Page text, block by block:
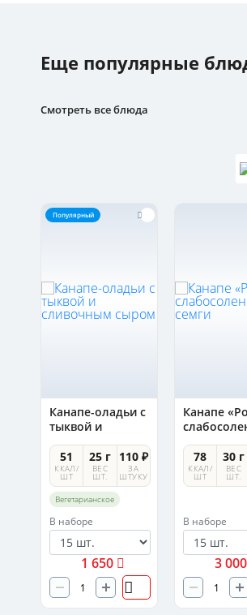
Еще популярные
Смотреть все блюда
Популярный
Канапе-оладьи с
тыквой и
сливочным
сыром
51
ККАЛ/
ШТ
25 г
ВЕС
ШТ.
110 ₽
ЗА
ШТУКУ
Вегетарианское
В наборе
1 650
Канапе
семги
78
ККАЛ/
ШТ
30 г
ВЕС
ШТ.
В наборе
3 000